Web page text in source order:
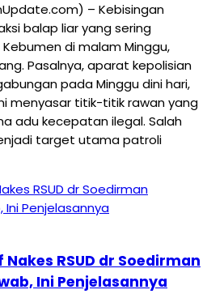
– Kebisingan
balap liar yang sering
di malam Minggu,
Pasalnya, aparat kepolisian
pada Minggu dini hari,
menyasar titik-titik rawan yang
adu kecepatan ilegal. Salah
target utama patroli
RSUD dr Soedirman
Ini Penjelasannya